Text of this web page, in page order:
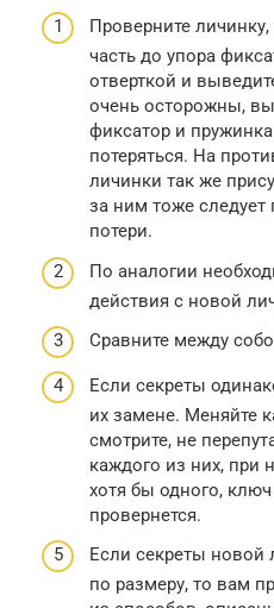
Проверните
часть до упора
отверткой и
очень осторожны,
фиксатор и
потеряться. На
личинки так же
за ним тоже следует
потери.
По аналогии
действия с новой
Сравните между
Если секреты
их замене. Меняйте
смотрите, не
каждого из них, при
хотя бы одного,
провернется.
Если секреты новой
по размеру, то вам